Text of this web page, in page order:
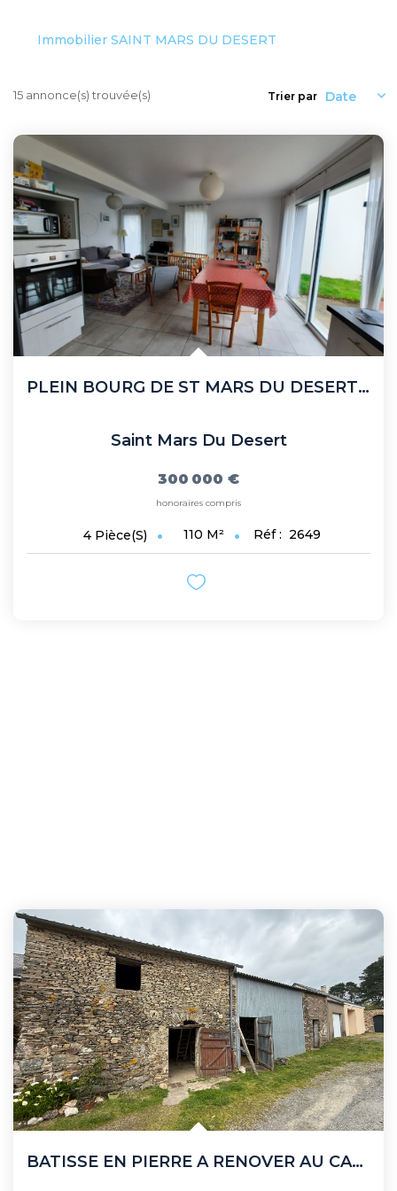
Biens Vendus
Nos Actualités
FNAIM
ARO
Immobilier SAINT MARS DU DESERT
15 annonce(s) trouvée(s) Trier par
PLEIN BOURG DE ST MARS DU DESERT PROCHE ECOLE ET COMMERCES...
Saint Mars Du Desert
300 000 €
honoraires compris
4 Pièce(s) 110 M² Réf : 2649
BATISSE EN PIERRE A RENOVER AU CALME DE SON HAMEAU